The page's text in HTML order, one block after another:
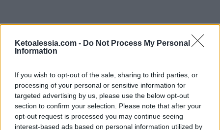
Ketoalessia.com - Do Not Process My Personal
Information
If you wish to opt-out of the sale, sharing to third parties, or
processing of your personal or sensitive information for
targeted advertising by us, please use the below opt-out
section to confirm your selection. Please note that after your
opt-out request is processed you may continue seeing
interest-based ads based on personal information utilized by
In qualità di Associate Amazon, guadagno
una piccola commissione dagli acquisti
idonei. L’affiliazione mi aiuta a coprire le
spese associate alla gestione di questo sito.
Per te non ci sono costi aggiuntivi.